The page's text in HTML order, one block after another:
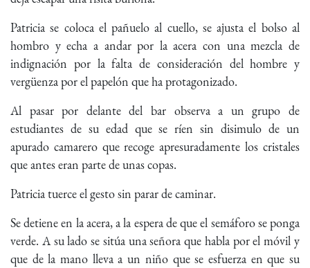
Patricia se coloca el pañuelo al cuello, se ajusta el bolso al
hombro y echa a andar por la acera con una mezcla de
indignación por la falta de consideración del hombre y
vergüenza por el papelón que ha protagonizado.
Al pasar por delante del bar observa a un grupo de
estudiantes de su edad que se ríen sin disimulo de un
apurado camarero que recoge apresuradamente los cristales
que antes eran parte de unas copas.
Patricia tuerce el gesto sin parar de caminar.
Se detiene en la acera, a la espera de que el semáforo se ponga
verde. A su lado se sitúa una señora que habla por el móvil y
que de la mano lleva a un niño que se esfuerza en que su